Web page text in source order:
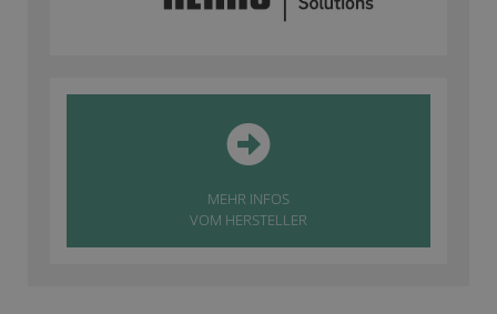
MEHR INFOS
VOM HERSTELLER